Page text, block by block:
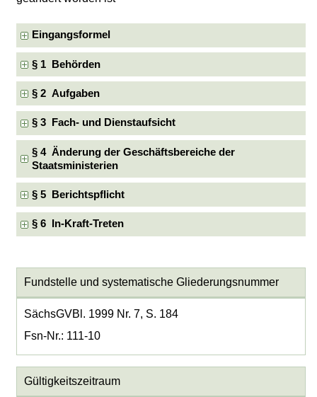
Eingangsformel
§ 1 Behörden
§ 2 Aufgaben
§ 3 Fach- und Dienstaufsicht
§ 4 Änderung der Geschäftsbereiche der
Staatsministerien
§ 5 Berichtspflicht
§ 6 In-Kraft-Treten
Fundstelle und systematische Gliederungsnummer
SächsGVBl. 1999 Nr. 7, S. 184
Fsn-Nr.: 111-10
Gültigkeitszeitraum